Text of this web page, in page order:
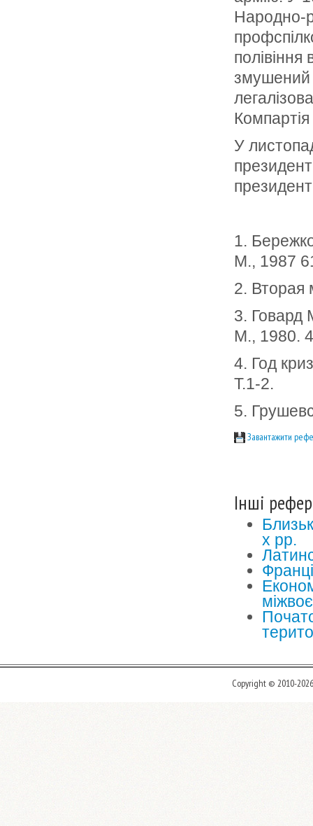
Народно-
полівіння
змушений
У
1.
М., 1987
2. Вторая
3. Говард
М., 1980.
4. Год
Т.1-2.
5.
Завантажити
Інші
х рр.
Copyright © 2010-